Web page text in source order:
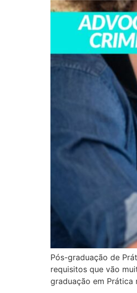
Pós-graduação de
requisitos que vão
graduação em